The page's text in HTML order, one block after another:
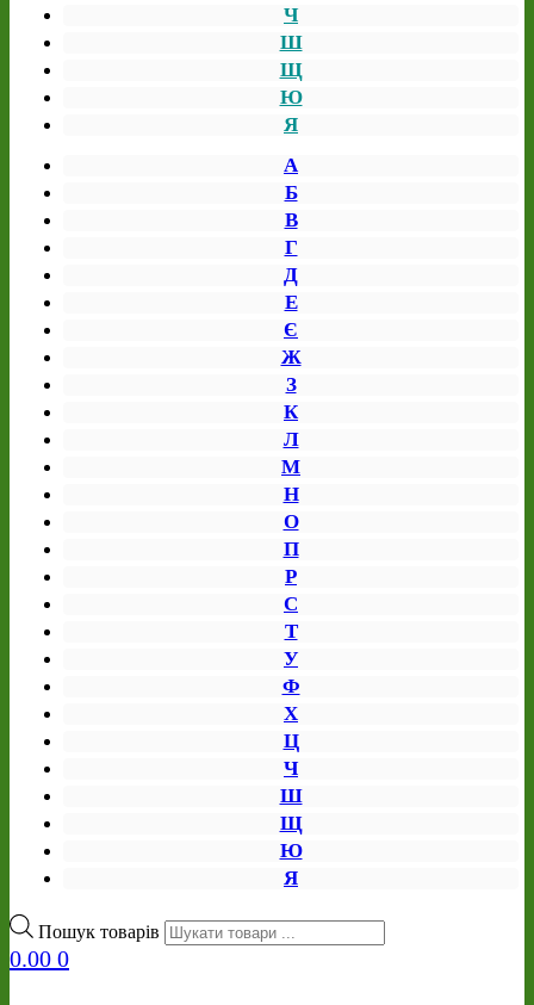
Ч
Ш
Щ
Ю
Я
А
Б
В
Г
Д
Е
Є
Ж
З
К
Л
М
Н
О
П
Р
С
Т
У
Ф
Х
Ц
Ч
Ш
Щ
Ю
Я
Пошук товарів
0.00 0